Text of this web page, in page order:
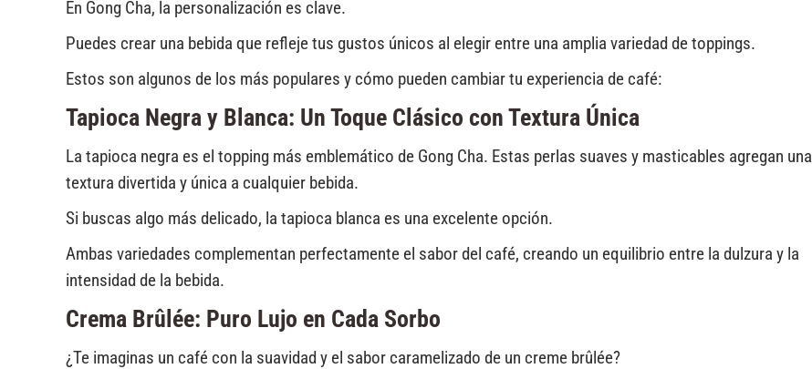
En Gong Cha, la personalización es clave.
Puedes crear una bebida que refleje tus gustos únicos al elegir entre una amplia variedad de toppings.
Estos son algunos de los más populares y cómo pueden cambiar tu experiencia de café:
Tapioca Negra y Blanca: Un Toque Clásico con Textura Única
La tapioca negra es el topping más emblemático de Gong Cha. Estas perlas suaves y masticables agregan una
textura divertida y única a cualquier bebida.
Si buscas algo más delicado, la tapioca blanca es una excelente opción.
Ambas variedades complementan perfectamente el sabor del café, creando un equilibrio entre la dulzura y la
intensidad de la bebida.
Crema Brûlée: Puro Lujo en Cada Sorbo
¿Te imaginas un café con la suavidad y el sabor caramelizado de un creme brûlée?